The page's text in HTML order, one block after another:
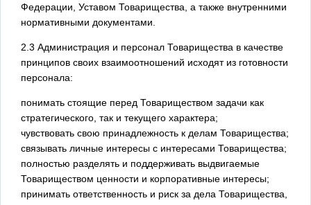
Федерации, Уставом Товарищества, а также внутренними
нормативными документами.
2.3 Администрация и персонал Товарищества в качестве
принципов своих взаимоотношений исходят из готовности
персонала:
понимать стоящие перед Товариществом задачи как
стратегического, так и текущего характера;
чувствовать свою принадлежность к делам Товарищества;
связывать личные интересы с интересами Товарищества;
полностью разделять и поддерживать выдвигаемые
Товариществом ценности и корпоративные интересы;
принимать ответственность и риск за дела Товарищества,